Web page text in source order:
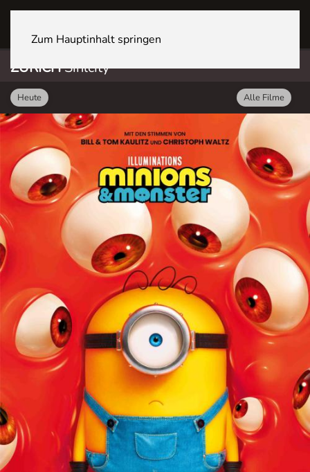
Zum Hauptinhalt springen
ZÜRICHSihlcity
Heute Alle Filme